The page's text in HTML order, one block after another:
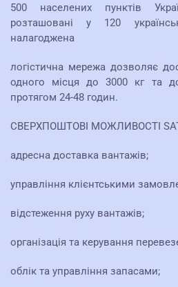
500 населених пунктів
розташовані у 120
налагоджена
логістична мережа дозволяє
одного місця до 3000 кг та
протягом 24-48 годин.
СВЕРХПОШТОВІ МОЖЛИВОСТІ
адресна доставка вантажів;
управління клієнтськими
відстеження руху вантажів;
організація та керування
облік та управління запасами;